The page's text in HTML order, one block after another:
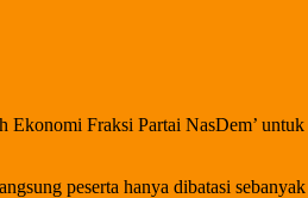
Fraksi Partai NasDem’
peserta hanya dibatasi